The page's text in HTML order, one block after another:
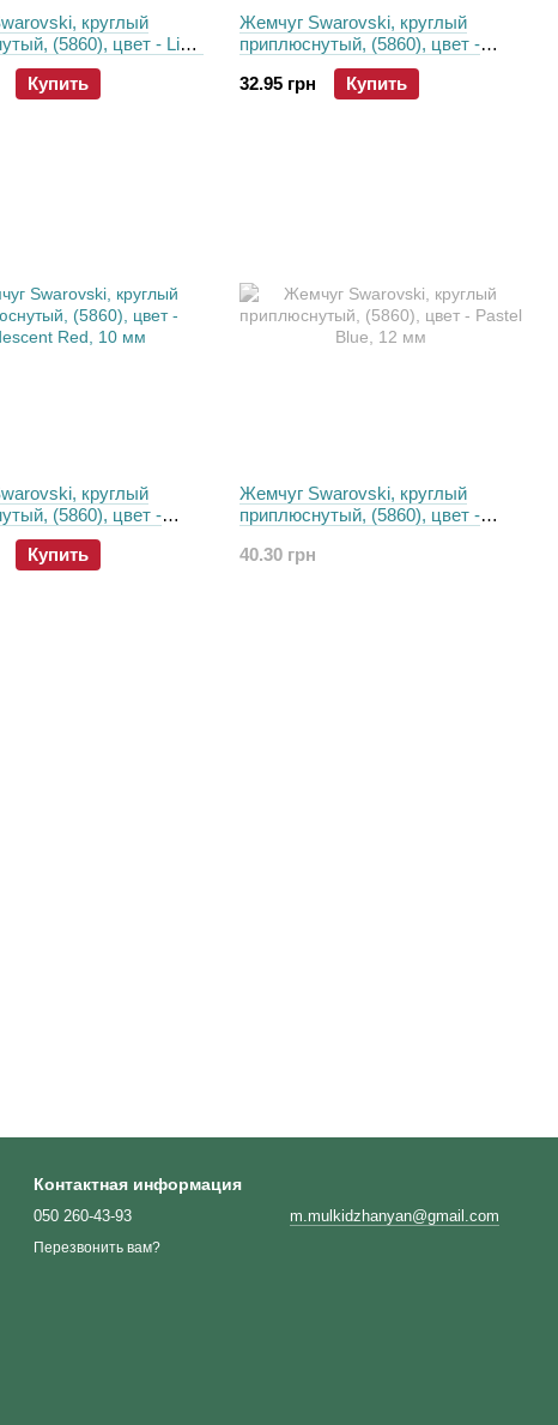
круглый
(5860), цвет - Light
16 мм
Купить
Жемчуг Swarovski, круглый
приплюснутый, (5860), цвет -
Bordeaux, 10 мм
32.95 грн
Купить
круглый
(5860), цвет -
Red, 10 мм
Купить
Жемчуг Swarovski, круглый
приплюснутый, (5860), цвет -
40.30 грн
Контактная информация
050 260-43-93
Перезвонить вам?
m.mulkidzhanyan@gmail.com